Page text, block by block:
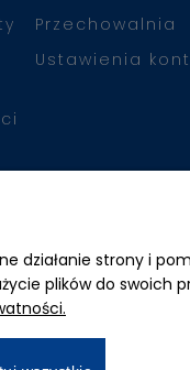
Przechowalnia
Ustawienia
działanie strony i
plików do swoich